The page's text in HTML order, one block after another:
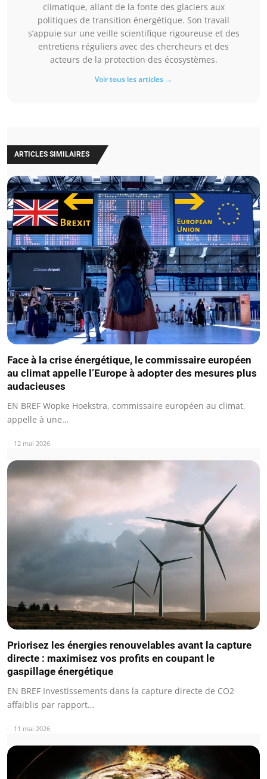
climatique, allant de la fonte des glaciers aux
politiques de transition énergétique. Son travail
s’appuie sur une veille scientifique rigoureuse et des
entretiens réguliers avec des chercheurs et des
acteurs de la protection des écosystèmes.
Voir tous les articles →
ARTICLES SIMILAIRES
Face à la crise énergétique, le commissaire européen
au climat appelle l’Europe à adopter des mesures plus
audacieuses
EN BREF Wopke Hoekstra, commissaire européen au climat,
appelle à une…
12 mai 2026
Priorisez les énergies renouvelables avant la capture
directe : maximisez vos profits en coupant le
gaspillage énergétique
EN BREF Investissements dans la capture directe de CO2
affaiblis par rapport…
11 mai 2026